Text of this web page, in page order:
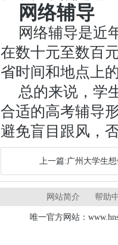
网络辅导
网络辅导是近
在数十元至数百
省时间和地点上
总的来说，学
合适的高考辅导
避免盲目跟风，
上一篇:广州大学生
网站简介 帮助
唯一官方网站：